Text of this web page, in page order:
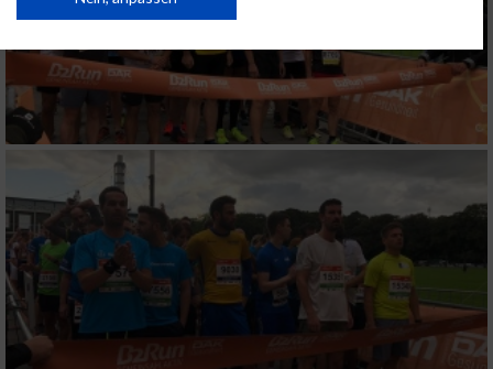
Website/App.
Partnerliste anzeigen (1 IAB-Anbieter)
Wir nutzen Ihre Daten für folgende Zwecke:
IAB-Verarbeitungszwecke:
Speichern von oder Zugriff auf Informationen
auf einem Endgerät
Verwendung reduzierter Daten zur Auswahl
von Werbeanzeigen
Erstellung von Profilen für personalisierte